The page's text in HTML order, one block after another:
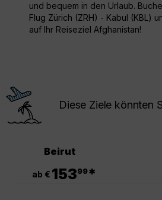
und bequem in den Urlaub.
Flug Zürich (ZRH) - Kabul (KBL)
auf Ihr Reiseziel Afghanistan!
Diese Ziele könnten
Beirut
ab € 15399*